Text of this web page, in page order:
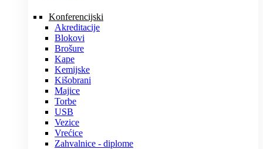
Konferencijski
Akreditacije
Blokovi
Brošure
Kape
Kemijske
Kišobrani
Majice
Torbe
USB
Vezice
Vrećice
Zahvalnice - diplome